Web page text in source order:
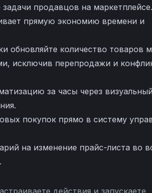
продавцов на
прямую экономию времени и
обновляйте количество товаров
исключив перепродажи и
за часы через визуальный
покупок прямо в систему
на изменение прайс-листа во
действия и запускаете